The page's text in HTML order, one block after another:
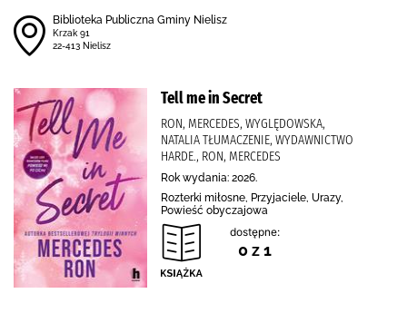
Biblioteka Publiczna Gminy Nielisz
Krzak 91
22-413 Nielisz
Tell me in Secret
RON, MERCEDES, WYGLĘDOWSKA,
NATALIA TŁUMACZENIE, WYDAWNICTWO
HARDE., RON, MERCEDES
Rok wydania: 2026.
Rozterki miłosne, Przyjaciele, Urazy,
Powieść obyczajowa
dostępne:
0 z 1